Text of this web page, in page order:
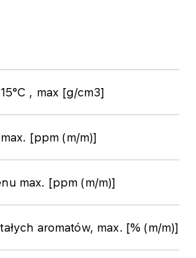
, max [g/cm3]
[ppm (m/m)]
max. [ppm (m/m)]
aromatów, max. [% (m/m)]